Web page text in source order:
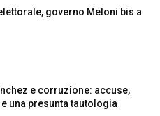
governo Meloni bis a
e corruzione: accuse,
una presunta tautologia